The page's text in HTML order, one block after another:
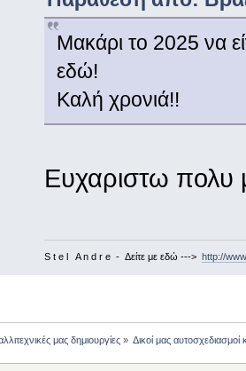
Μακάρι το 2025 να
εδώ!
Καλή χρονιά!!
Ευχαριστω πολυ
S t e l A n d r e - Δείτε με εδώ ---> http://
μας δημιουργίες» Δικοί μας αυτοσχεδιασμοί